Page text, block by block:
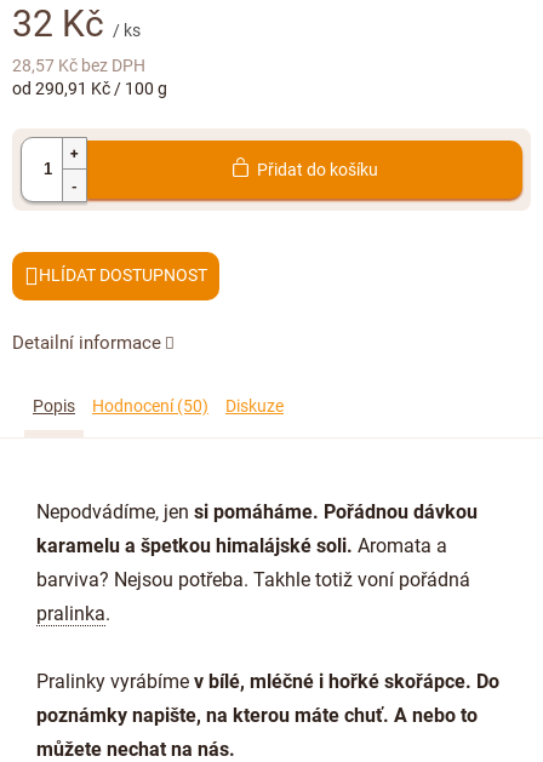
32 Kč / ks
28,57 Kč bez DPH
Měrná
od 290,91 Kč / 100 g
Přidat do košíku
Detailní informace
HLÍDAT
Popis Hodnocení (50) Diskuze
Nepodvádíme, jen si pomáháme. Pořádnou dávkou
karamelu a špetkou himalájské soli. Aromata a
barviva? Nejsou potřeba. Takhle totiž voní pořádná
pralinka.
Pralinky vyrábíme v bílé, mléčné i hořké skořápce. Do
poznámky napište, na kterou máte chuť. A nebo to
můžete nechat na nás.